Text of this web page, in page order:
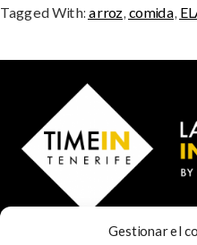
Gestionar el
Tagged With: arroz, comida,